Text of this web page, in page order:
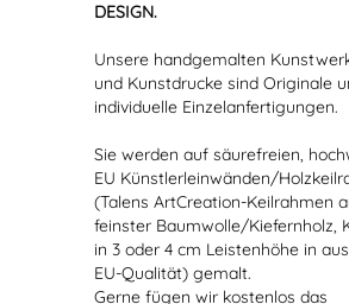
DESIGN.
Unsere handgemalten
und Kunstdrucke sind Originale
individuelle Einzelanfertigungen.
Sie werden auf säurefreien,
EU Künstlerleinwänden/
(Talens ArtCreation-Keilrahmen
feinster Baumwolle/Kiefernholz,
in 3 oder 4 cm Leistenhöhe in
EU-Qualität) gemalt.
Gerne fügen wir kostenlos das